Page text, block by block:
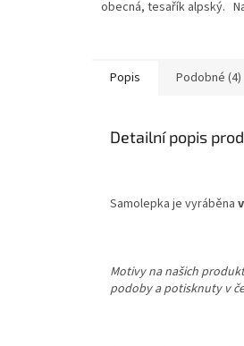
obecná, tesařík alpský.
Popis Podobné (4)
Detailní popis
Samolepka je vyráběna
Motivy na našich
podoby a potisknuty v